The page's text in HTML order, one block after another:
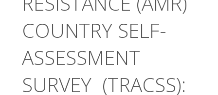
COUNTRY SELF-
ASSESSMENT
SURVEY (TRACSS):